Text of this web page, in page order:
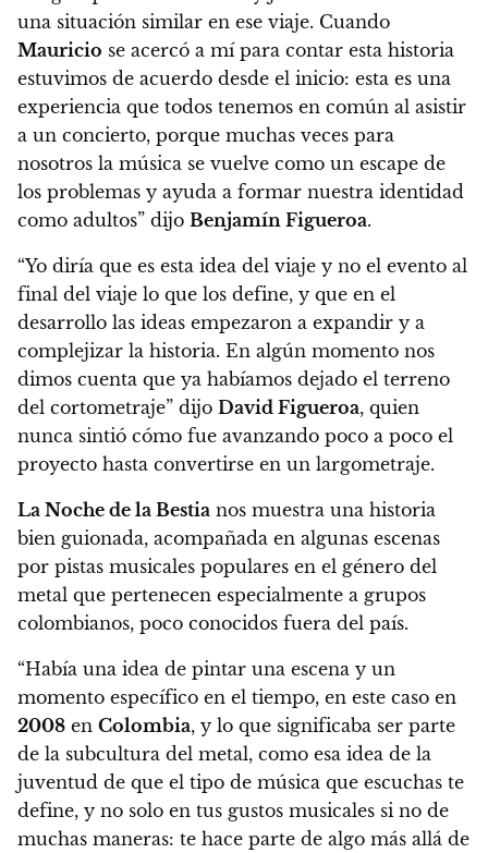
una situación similar en ese viaje. Cuando
Mauricio se acercó a mí para contar esta historia
estuvimos de acuerdo desde el inicio: esta es una
experiencia que todos tenemos en común al asistir
a un concierto, porque muchas veces para
nosotros la música se vuelve como un escape de
los problemas y ayuda a formar nuestra identidad
como adultos” dijo Benjamín Figueroa.
“Yo diría que es esta idea del viaje y no el evento al
final del viaje lo que los define, y que en el
desarrollo las ideas empezaron a expandir y a
complejizar la historia. En algún momento nos
dimos cuenta que ya habíamos dejado el terreno
del cortometraje” dijo David Figueroa, quien
nunca sintió cómo fue avanzando poco a poco el
proyecto hasta convertirse en un largometraje.
La Noche de la Bestia nos muestra una historia
bien guionada, acompañada en algunas escenas
por pistas musicales populares en el género del
metal que pertenecen especialmente a grupos
colombianos, poco conocidos fuera del país.
“Había una idea de pintar una escena y un
momento específico en el tiempo, en este caso en
2008 en Colombia, y lo que significaba ser parte
de la subcultura del metal, como esa idea de la
juventud de que el tipo de música que escuchas te
define, y no solo en tus gustos musicales si no de
muchas maneras: te hace parte de algo más allá de